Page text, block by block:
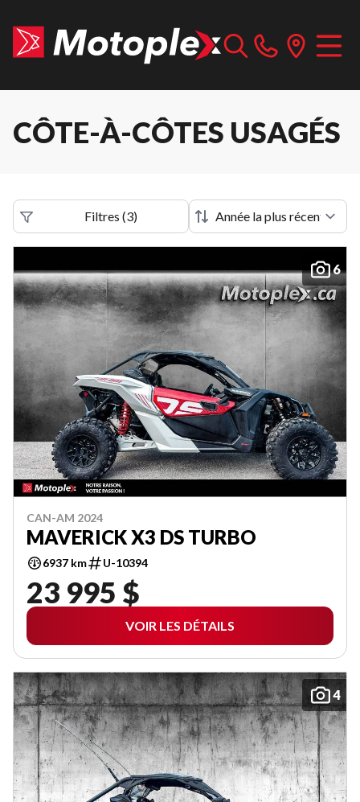
CÔTE-À-CÔTES USAGÉS
Filtres (3)
6
CAN-AM 2024
MAVERICK X3 DS TURBO
6937 km U-10394
23 995 $
VOIR LES DÉTAILS
4